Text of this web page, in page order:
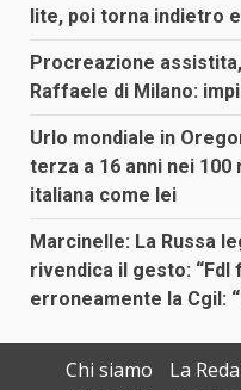
lite, poi torna indietro
Procreazione
Raffaele di Milano:
Urlo mondiale in
terza a 16 anni nei 100
italiana come lei
Marcinelle: La Russa
rivendica il gesto: “FdI
erroneamente la Cgil:
Chi siamo
La